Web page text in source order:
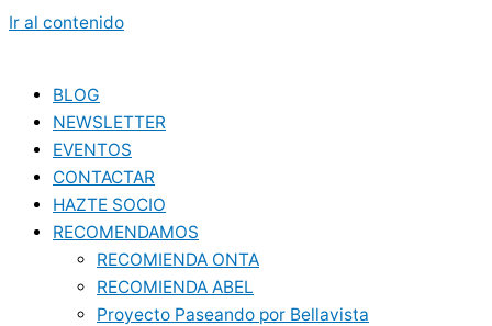
Ir al contenido
BLOG
NEWSLETTER
EVENTOS
CONTACTAR
HAZTE SOCIO
RECOMENDAMOS
RECOMIENDA ONTA
RECOMIENDA ABEL
Proyecto Paseando por Bellavista